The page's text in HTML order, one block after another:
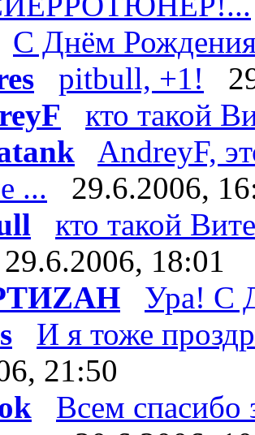
С Днём
pitbull, +1!
кто такой
AndreyF,
...
29.6.2006,
кто такой
29.6.2006, 18:01
Ура! С
И я тоже
21:50
Всем спасибо